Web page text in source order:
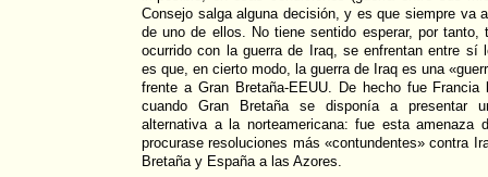
Consejo salga alguna decisión, y es que siempre va
de uno de ellos. No tiene sentido esperar, por tanto,
ocurrido con la guerra de Iraq, se enfrentan entre sí
es que, en cierto modo, la guerra de Iraq es una
frente a Gran Bretaña-EEUU. De hecho fue
cuando Gran Bretaña se disponía a presentar
alternativa a la norteamericana: fue esta amenaza
procurase resoluciones más «contundentes» contra
Bretaña y España a las Azores.